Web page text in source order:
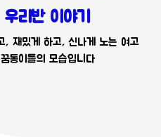
우리반 이야기
, 재밌게 하고, 신나게 노는 여고
꿈동이들의 모습입니다